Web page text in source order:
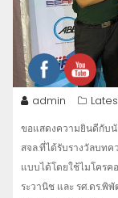
admin
ขอแสดงความยินดีกับ
สจล.ที่ได้รับรางวัลบท
แบบได้โดยใช้ไมโครค
ระวานิช และ รศ.ดร.พิ